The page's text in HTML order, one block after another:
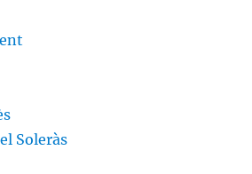
Soleràs